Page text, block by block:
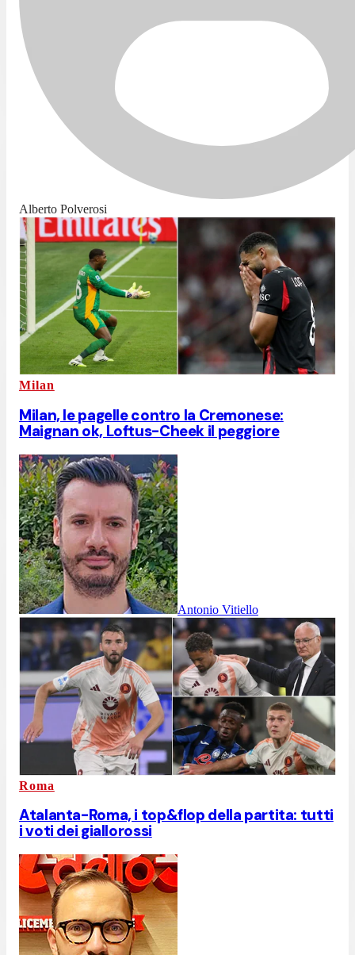
Alberto Polverosi
Milan
Milan, le pagelle contro la Cremonese:
Maignan ok, Loftus-Cheek il peggiore
Antonio Vitiello
Roma
Atalanta-Roma, i top&flop della partita: tutti
i voti dei giallorossi